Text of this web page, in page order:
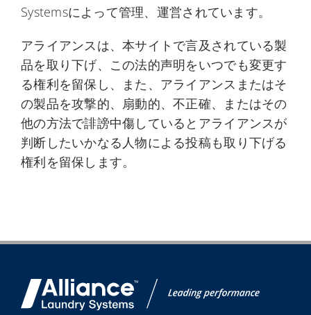
Systemsによって管理、運営されています。
アライアンスは、本サイトで言及されている製
品を取り下げ、この法的声明をいつでも変更す
る権利を留保し、また、アライアンスまたはそ
の製品を攻撃的、扇動的、不正確、またはその
他の方法で誹謗中傷しているとアライアンスが
判断したいかなる人物による投稿も取り下げる
権利を留保します。